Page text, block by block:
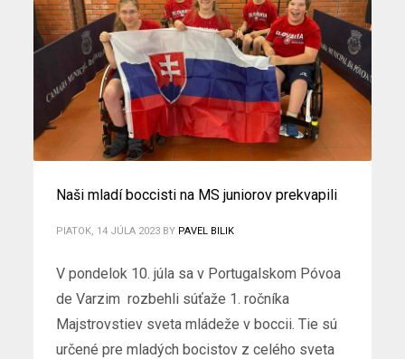
Naši mladí boccisti na MS juniorov prekvapili
PIATOK, 14 JÚLA 2023 BY PAVEL BILIK
V pondelok 10. júla sa v Portugalskom Póvoa
de Varzim rozbehli súťaže 1. ročníka
Majstrovstiev sveta mládeže v boccii. Tie sú
určené pre mladých bocistov z celého sveta